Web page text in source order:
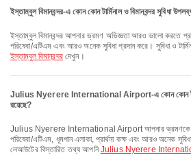
ইস্তাম্বুল বিমানবন্দর-এ কোন কোন টার্মিনাল ও বিমানবন্দর সুবিধা
ইস্তাম্বুল বিমানবন্দর আপনার ভ্রমণ অভিজ্ঞতা আরও ভালো করতে প্রার্থনা কক্ষ, ধূমপান এলাকা, ব্যাঙ্কিং
পরিষেবা/এটিএম এবং আরও অনেক সুবিধা প্রদান করে। সুবিধা ও
ইস্তাম্বুল বিমানবন্দরদেখুন।
Julius Nyerere International Airport-এ কোন কোন
রয়েছে?
Julius Nyerere International Airport আপনার ভ্রমণকে আরও আরামদায়ক করতে ব্যাঙ্কিং
পরিষেবা/এটিএম, ধূমপান এলাকা, প্রার্থনা কক্ষ এবং আরও অনেক সুবিধা
লেআউটের বিস্তারিত তথ্য আপনিJulius Nyerere